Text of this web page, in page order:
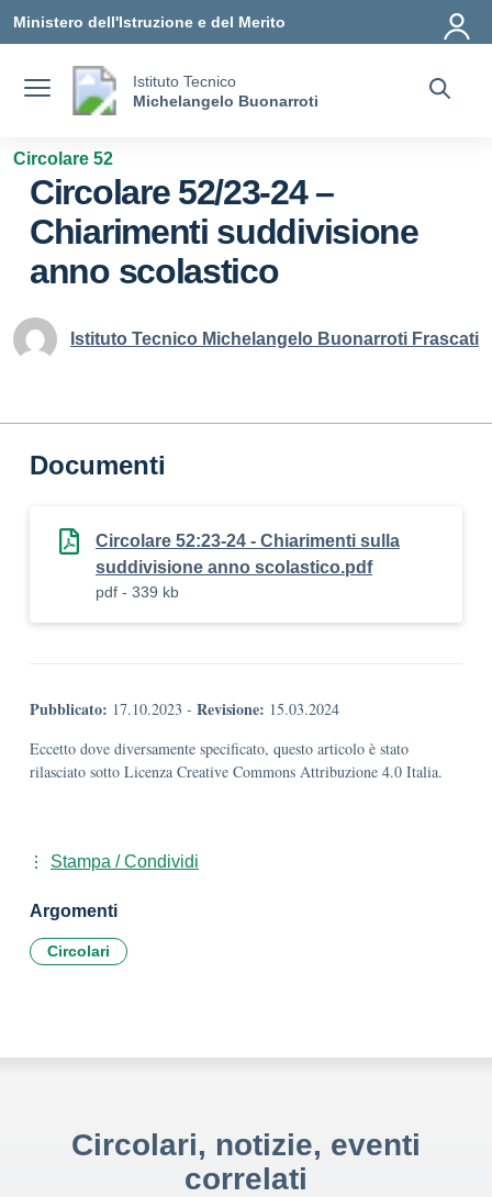
Ministero dell'Istruzione e del Merito
Istituto Tecnico
Michelangelo Buonarroti
Circolare 52
Circolare 52/23-24 –
Chiarimenti suddivisione
anno scolastico
Istituto Tecnico Michelangelo Buonarroti Frascati
Documenti
Circolare 52:23-24 - Chiarimenti sulla
suddivisione anno scolastico.pdf
pdf - 339 kb
Pubblicato: 17.10.2023 - Revisione: 15.03.2024
Eccetto dove diversamente specificato, questo articolo è stato
rilasciato sotto Licenza Creative Commons Attribuzione 4.0 Italia.
Stampa / Condividi
Argomenti
Circolari
Circolari, notizie, eventi
correlati